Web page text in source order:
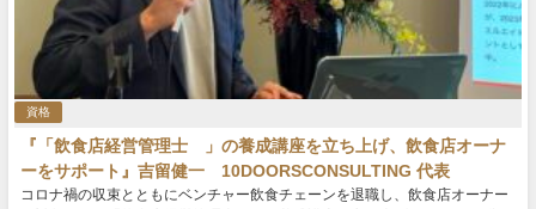
資格
『「飲食店経営管理士®」の養成講座を立ち上げ、飲食店オーナ
ーをサポート』吉留健一 10DOORSCONSULTING 代表
コロナ禍の収束とともにベンチャー飲食チェーンを退職し、飲食店オーナー